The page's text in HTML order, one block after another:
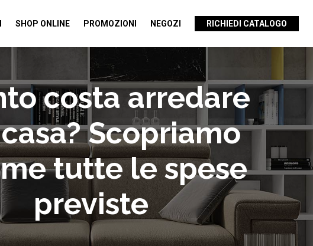
SHOP ONLINE PROMOZIONI NEGOZI RICHIEDI CATALOGO
costa arredare
Scopriamo
tutte le spese
previste